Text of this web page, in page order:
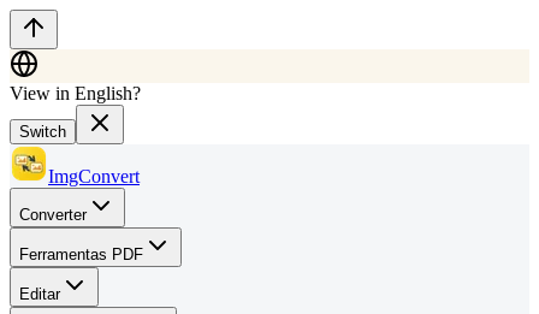
View in English?
Switch
ImgConvert
Converter
Ferramentas PDF
Editar